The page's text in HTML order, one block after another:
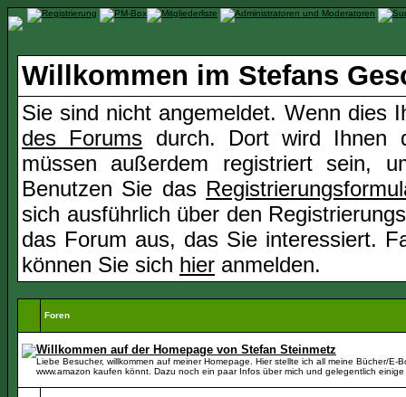
Willkommen im Stefans
Sie sind nicht angemeldet. Wenn
des Forums durch. Dort wird Ihnen
müssen außerdem registriert sein,
Benutzen Sie das
sich ausführlich über den
das Forum aus, das Sie interessiert.
können Sie sich hier anmelden.
Foren
Willkommen auf der Homepage von Stefan Steinmetz
Liebe Besucher, willkommen auf meiner Homepage. Hier stellte ich all meine Bücher/E-
www.amazon kaufen könnt. Dazu noch ein paar Infos über mich und gelegentlich